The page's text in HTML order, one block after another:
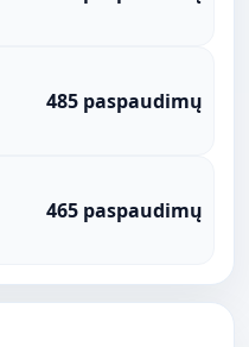
485 paspaudimų
465 paspaudimų